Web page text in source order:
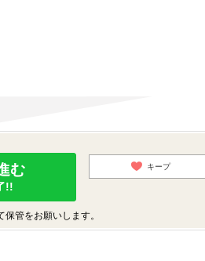
む
!!
キープ
管をお願いします。